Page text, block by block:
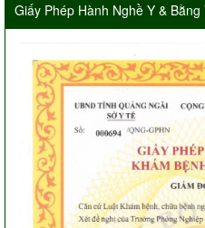
Giấy Phép Hành Nghề Y &